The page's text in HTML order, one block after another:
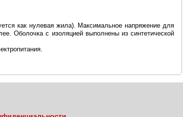
как нулевая жила). Максимальное напряжение для
Оболочка с изоляцией выполнены из синтетической